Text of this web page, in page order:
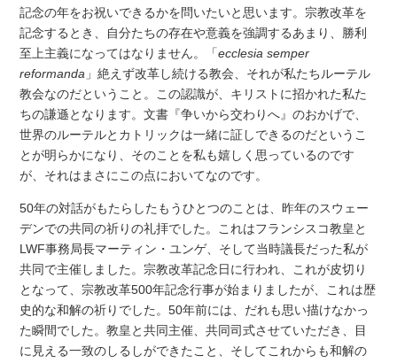
記念の年をお祝いできるかを問いたいと思います。宗教改革を
記念するとき、自分たちの存在や意義を強調するあまり、勝利
至上主義になってはなりません。「ecclesia semper
reformanda 」絶えず改革し続ける教会、それが私たちルーテル
教会なのだということ。この認識が、キリストに招かれた私た
ちの謙遜となります。文書『争いから交わりへ』のおかげで、
世界のルーテルとカトリックは一緒に証しできるのだというこ
とが明らかになり、そのことを私も嬉しく思っているのです
が、それはまさにこの点においてなのです。
50年の対話がもたらしたもうひとつのことは、昨年のスウェー
デンでの共同の祈りの礼拝でした。これはフランシスコ教皇と
LWF事務局長マーティン・ユンゲ、そして当時議長だった私が
共同で主催しました。宗教改革記念日に行われ、これが皮切り
となって、宗教改革500年記念行事が始まりましたが、これは歴
史的な和解の祈りでした。50年前には、だれも思い描けなかっ
た瞬間でした。教皇と共同主催、共同司式させていただき、目
に見える一致のしるしができたこと、そしてこれからも和解の